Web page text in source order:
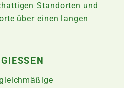
Standorten und
über einen langen